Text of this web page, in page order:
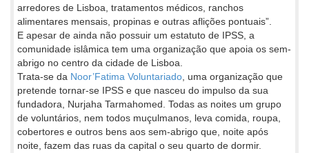
arredores de Lisboa, tratamentos médicos, ranchos
alimentares mensais, propinas e outras aflições pontuais”.
E apesar de ainda não possuir um estatuto de IPSS, a
comunidade islâmica tem uma organização que apoia os sem-
abrigo no centro da cidade de Lisboa.
Trata-se da Noor’Fatima Voluntariado , uma organização que
pretende tornar-se IPSS e que nasceu do impulso da sua
fundadora, Nurjaha Tarmahomed. Todas as noites um grupo
de voluntários, nem todos muçulmanos, leva comida, roupa,
cobertores e outros bens aos sem-abrigo que, noite após
noite, fazem das ruas da capital o seu quarto de dormir.